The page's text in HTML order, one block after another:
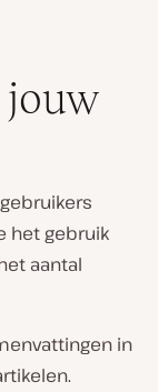
jouw
het gebruik
aantal
in